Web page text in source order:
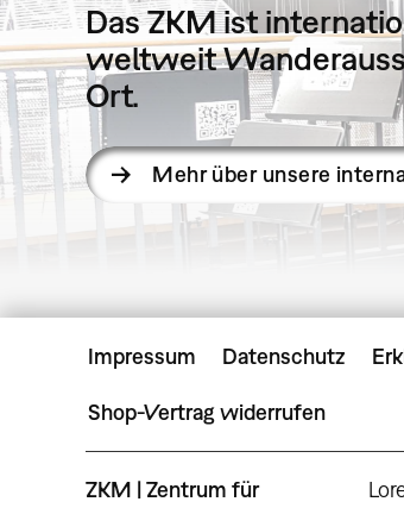
Das ZKM ist
weltweit
Ort.
Mehr über unsere
Impressum Datenschutz
Shop-Vertrag widerrufen
ZKM | Zentrum für